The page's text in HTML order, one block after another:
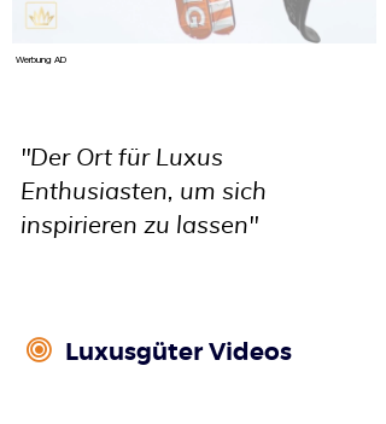
Werbung AD
"Der Ort für Luxus
Enthusiasten, um sich
inspirieren zu lassen"
Luxusgüter Videos